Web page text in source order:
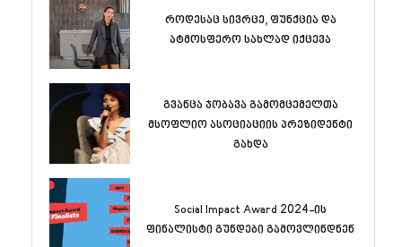
როდესაც სივრცე, ფუნქცია და
ატმოსფერო სახლად იქცევა
გვანცა ჯობავა გამომცემელთა
მსოფლიო ასოციაციის პრეზიდენტი
გახდა
Social Impact Award 2024-ის
ფინალისტი გუნდები გამოვლინდნენ